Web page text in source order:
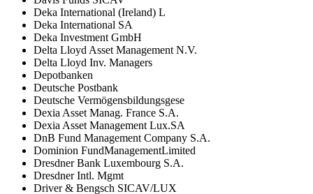
Deka International (Ireland) L
Deka International SA
Deka Investment GmbH
Delta Lloyd Asset Management N.V.
Delta Lloyd Inv. Managers
Depotbanken
Deutsche Postbank
Deutsche Vermögensbildungsgese
Dexia Asset Manag. France S.A.
Dexia Asset Management Lux.SA
DnB Fund Management Company S.A.
Dominion FundManagementLimited
Dresdner Bank Luxembourg S.A.
Dresdner Intl. Mgmt
Driver & Bengsch SICAV/LUX